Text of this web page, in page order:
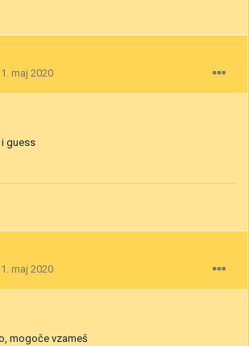
maj 2020
guess
maj 2020
mogoče vzameš